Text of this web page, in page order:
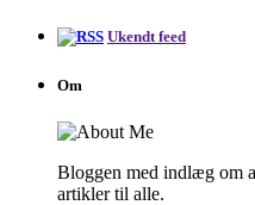
Ukendt feed
Om
Bloggen med indlæg om
artikler til alle.